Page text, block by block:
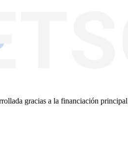
gracias a la financiación